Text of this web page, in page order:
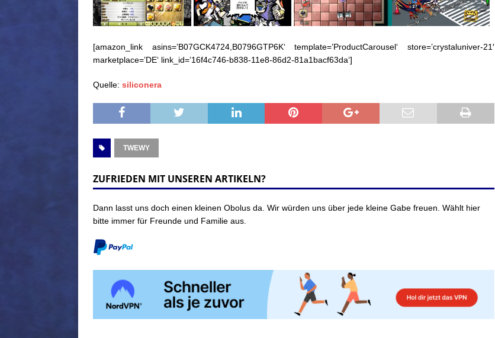
[amazon_link asins=’B07GCK4724,B0796GTP6K‘ template=’ProductCarousel‘ store=’crystaluniver-21′
marketplace=’DE‘ link_id=’16f4c746-b838-11e8-86d2-81a1bacf63da‘]
Quelle: siliconera
TWEWY
ZUFRIEDEN MIT UNSEREN ARTIKELN?
Dann lasst uns doch einen kleinen Obolus da. Wir würden uns über jede kleine Gabe freuen. Wählt hier
bitte immer für Freunde und Familie aus.